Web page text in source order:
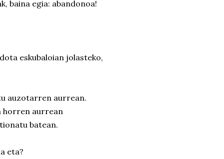
baina egia: abandonoa!
eskubaloian jolasteko,
auzotarren aurrean.
horren aurrean
batean.
eta?